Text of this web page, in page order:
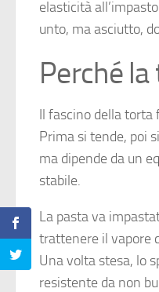
elasticità
unto, ma asciutto,
Perché
Il fascino della torta
Prima si tende, poi
ma dipende da un
stabile.
La pasta va
trattenere il vapore
Una volta stesa, lo
resistente da non